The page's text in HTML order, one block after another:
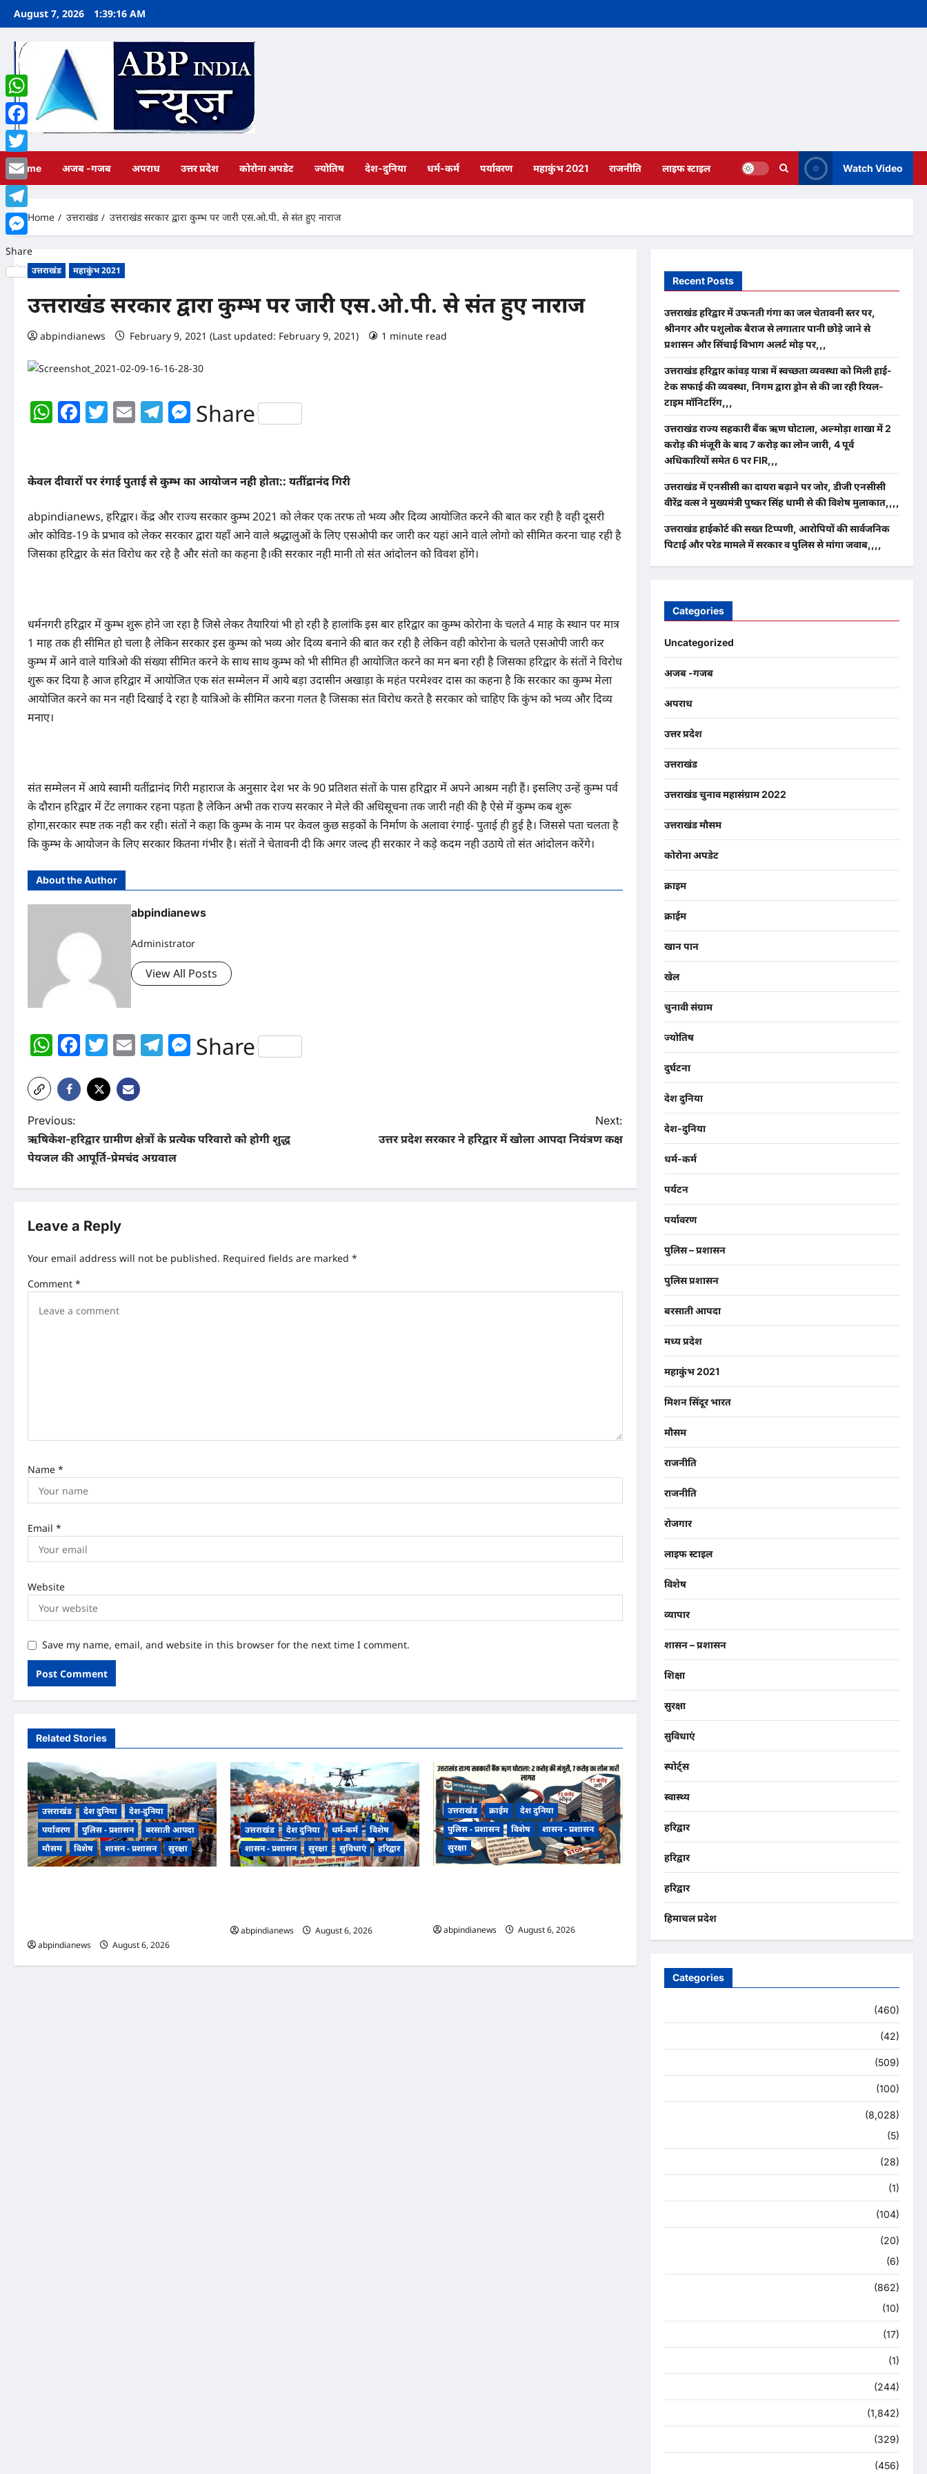
Skip
content
August 7, 2026 1:39:17 AM
Home अजब -गजब अपराध उत्तर प्रदेश कोरोना अपडेट ज्योतिष देश-दुनिया धर्म-कर्म पर्यावरण महाकुंभ 2021 राजनीति लाइफ स्टाइल Watch Video
Home उत्तराखंड उत्तराखंड सरकार द्वारा कुम्भ पर जारी एस.ओ.पी. से संत हुए नाराज
उत्तराखंड महाकुंभ 2021
उत्तराखंड सरकार द्वारा कुम्भ पर जारी एस.ओ.पी. से संत हुए नाराज
abpindianews February 9, 2021 (Last updated: February 9, 2021) 1 minute read
WhatsApp
Facebook
Twitter
EmailTelegram
Messenger
Share
केवल दीवारों पर रंगाई पुताई से कुम्भ का आयोजन नही होता:: यतींद्रानंद गिरी
abpindianews, हरिद्वार। केंद्र और राज्य सरकार कुम्भ 2021 को लेकर एक तरफ तो भव्य और दिव्य आयोजित करने की बात कर रही है वही दूसरी
ओर कोविड-19 के प्रभाव को लेकर सरकार द्वारा यहाँ आने वाले श्रद्धालुओं के लिए एसओपी कर जारी कर यहां आने वाले लोगो को सीमित करना चाह रही है
जिसका हरिद्वार के संत विरोध कर रहे है और संतो का कहना है।की सरकार नही मानी तो संत आंदोलन को विवश होंगे।
धर्मनगरी हरिद्वार में कुम्भ शुरू होने जा रहा है जिसे लेकर तैयारियां भी हो रही है हालांकि इस बार हरिद्वार का कुम्भ कोरोना के चलते 4 माह के स्थान पर मात्र
1 माह तक ही सीमित हो चला है लेकिन सरकार इस कुम्भ को भव्य ओर दिव्य बनाने की बात कर रही है लेकिन वही कोरोना के चलते एसओपी जारी कर
कुम्भ में आने वाले यात्रिओ की संख्या सीमित करने के साथ साथ कुम्भ को भी सीमित ही आयोजित करने का मन बना रही है जिसका हरिद्वार के संतों ने विरोध
शुरू कर दिया है आज हरिद्वार में आयोजित एक संत सम्मेलन में आये बड़ा उदासीन अखाड़ा के महंत परमेश्वर दास का कहना है कि सरकार का कुम्भ मेला
आयोजित करने का मन नही दिखाई दे रहा है यात्रिओ के सीमित करना गलत है जिसका संत विरोध करते है सरकार को चाहिए कि कुंभ को भव्य और दिव्य
मनाए।
संत सम्मेलन में आये स्वामी यतींद्रानंद गिरी महाराज के अनुसार देश भर के 90 प्रतिशत संतों के पास हरिद्वार में अपने आश्रम नही हैं। इसलिए उन्हें कुम्भ पर्व
के दौरान हरिद्वार में टेंट लगाकर रहना पड़ता है लेकिन अभी तक राज्य सरकार ने मेले की अधिसूचना तक जारी नही की है ऐसे में कुम्भ कब शुरू
होगा,सरकार स्पष्ट तक नही कर रही। संतों ने कहा कि कुम्भ के नाम पर केवल कुछ सड़कों के निर्माण के अलावा रंगाई- पुताई ही हुई है। जिससे पता चलता है
कि कुम्भ के आयोजन के लिए सरकार कितना गंभीर है। संतों ने चेतावनी दी कि अगर जल्द ही सरकार ने कड़े कदम नही उठाये तो संत आंदोलन करेंगे।
About the Author
abpindianews
Administrator
View All Posts
WhatsApp
Facebook
Twitter
EmailTelegram
Messenger
Share
P
o
n
i
n
Previous:
ऋषिकेश-हरिद्वार ग्रामीण क्षेत्रों के प्रत्येक परिवारो को होगी शुद्ध
पेयजल की आपूर्ति-प्रेमचंद अग्रवाल
Next:
उत्तर प्रदेश सरकार ने हरिद्वार में खोला आपदा नियंत्रण कक्ष
Leave a Reply
Your email address will not be published. Required fields are marked *
Comment *
Name *
Email *
Website
Save my name, email, and website in this browser for the next time I comment.
Related Stories
उत्तराखंड देश दुनिया
देश-दुनिया
पर्यावरण
पुलिस - प्रशासन
बरसाती आपदा
मौसम
विशेष शासन - प्रशासन सुरक्षा
abpindianews
August 6, 2026
उत्तराखंड देश दुनिया धर्म-कर्म
विशेष
शासन - प्रशासन
सुरक्षा सुविधाएं हरिद्वार
abpindianews
August 6, 2026
उत्तराखंड क्राईम
देश दुनिया
पुलिस - प्रशासन
विशेष
शासन - प्रशासन
सुरक्षा
abpindianews
August 6, 2026
Recent Posts
उत्तराखंड हरिद्वार में उफनती गंगा का जल चेतावनी स्तर पर,
श्रीनगर और पशुलोक बैराज से लगातार पानी छोड़े जाने से
प्रशासन और सिंचाई विभाग अलर्ट मोड़ पर,,,
उत्तराखंड हरिद्वार कांवड़ यात्रा में स्वच्छता व्यवस्था को मिली हाई-
टेक सफाई की व्यवस्था, निगम द्वारा ड्रोन से की जा रही रियल-
टाइम मॉनिटरिंग,,,
उत्तराखंड राज्य सहकारी बैंक ऋण घोटाला, अल्मोड़ा शाखा में 2
करोड़ की मंजूरी के बाद 7 करोड़ का लोन जारी, 4 पूर्व
अधिकारियों समेत 6 पर FIR,,,
उत्तराखंड में एनसीसी का दायरा बढ़ाने पर जोर, डीजी एनसीसी
वीरेंद्र वत्स ने मुख्यमंत्री पुष्कर सिंह धामी से की विशेष मुलाकात,,,,
उत्तराखंड हाईकोर्ट की सख्त टिप्पणी, आरोपियों की सार्वजनिक
पिटाई और परेड मामले में सरकार व पुलिस से मांगा जवाब,,,,
Categories
Uncategorized
अजब -गजब
अपराध
उत्तर प्रदेश
उत्तराखंड
उत्तराखंड चुनाव महासंग्राम 2022
उत्तराखंड मौसम
कोरोना अपडेट
क्राइम
क्राईम
खान पान
खेल
चुनावी संग्राम
ज्योतिष
दुर्घटना
देश दुनिया
देश-दुनिया
धर्म-कर्म
पर्यटन
पर्यावरण
पुलिस – प्रशासन
पुलिस प्रशासन
बरसाती आपदा
मध्य प्रदेश
महाकुंभ 2021
मिशन सिंदूर भारत
मौसम
राजनीति
राजनीति
रोजगार
लाइफ स्टाइल
विशेष
व्यापार
शासन – प्रशासन
शिक्षा
सुरक्षा
सुविधाएं
स्पोर्ट्स
स्वास्थ्य
हरिद्वार
हरिद्वार
हरिद्वार
हिमाचल प्रदेश
Categories
(460)
(42)
(509)
(100)
(8,028)
(5)
(28)
(1)
(104)
(20)
(6)
(862)
(10)
(17)
(1)
(244)
(1,842)
(329)
(456)
WhatsApp
Facebook
Twitter
Email
Telegram
Messenger
Share